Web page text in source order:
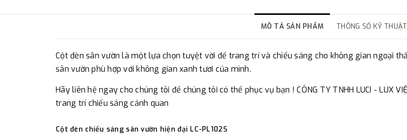
CCT: 3000K~6500K
IP Rating: IP54; CRI
Color: Black / Gray
MÔ TẢ SẢN PHẨM THÔNG SỐ KỸ THUẬT
Cột đèn sân vườn là một lựa chọn tuyệt vời để trang trí và chiếu sáng cho không gian ngoại
sân vườn phù hợp với không gian xanh tươi của mình.
Hãy liên hệ ngay cho chúng tôi để chúng tôi có thể phục vụ bạn ! CÔNG TY TNHH LUCI - LUX
trang trí chiếu sáng cảnh quan
Cột đèn chiếu sáng sân vườn hiện đại LC-PL102S